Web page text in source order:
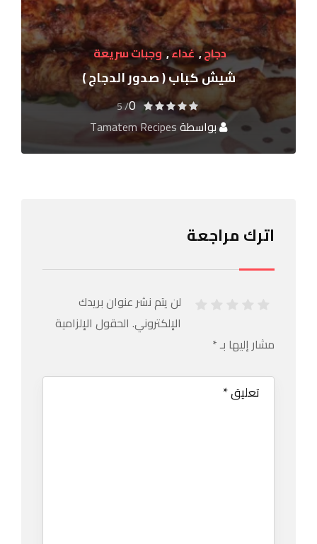
دجاج,غداء,وجبات سريعة
شيش كباب ( صدور الدجاج )
0
/ 5
بواسطةTamatem Recipes
اترك مراجعة
لن يتم نشر عنوان بريدك
الإلكتروني. الحقول الإلزامية
مشار إليها بـ *